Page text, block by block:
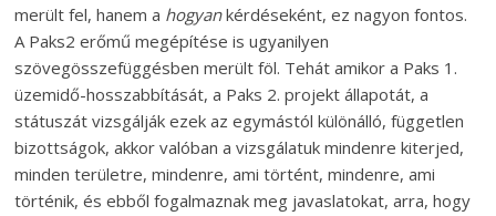
merült fel, hanem a hogyankérdéseként, ez nagyon fontos.
A Paks2 erőmű megépítése is ugyanilyen
szövegösszefüggésben merült föl. Tehát amikor a Paks 1.
üzemidő-hosszabbítását, a Paks 2. projekt állapotát, a
státuszát vizsgálják ezek az egymástól különálló, független
bizottságok, akkor valóban a vizsgálatuk mindenre kiterjed,
minden területre, mindenre, ami történt, mindenre, ami
történik, és ebből fogalmaznak meg javaslatokat, arra, hogy